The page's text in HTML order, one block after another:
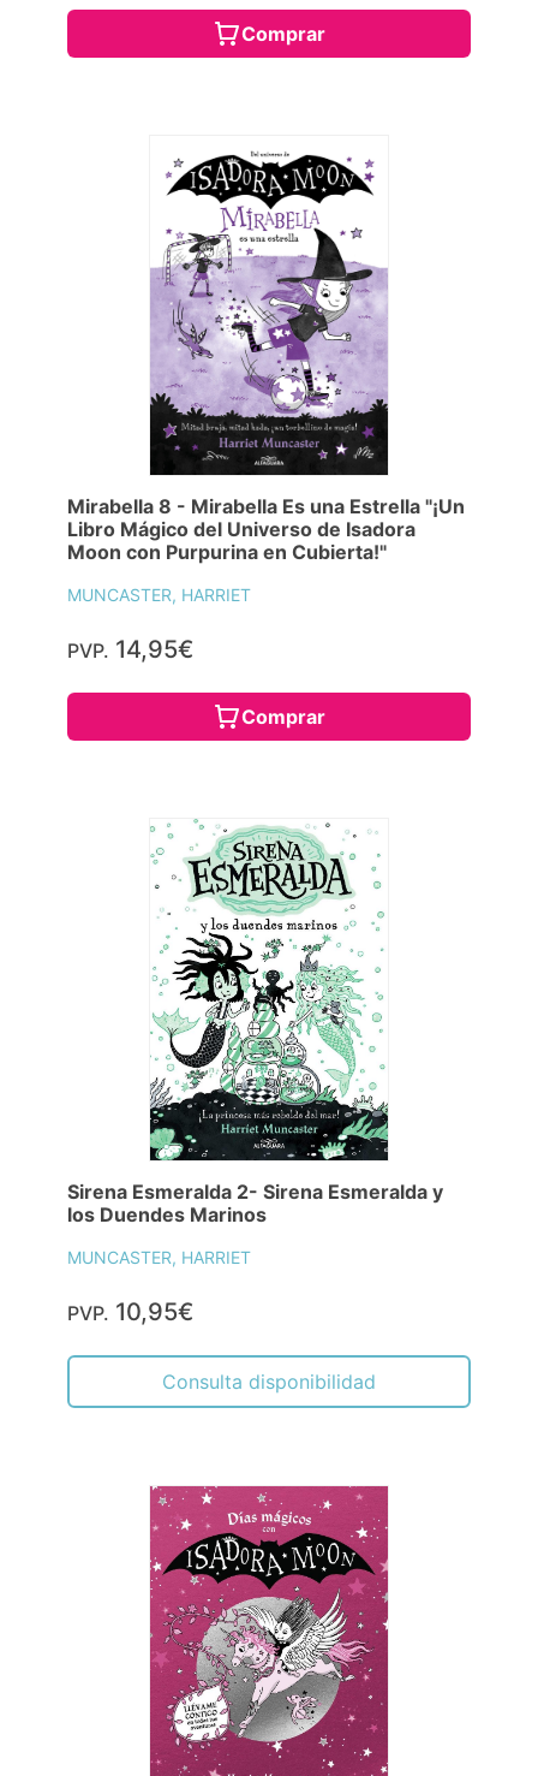
Comprar
Mirabella 8 - Mirabella Es una Estrella "¡Un
Libro Mágico del Universo de Isadora
Moon con Purpurina en Cubierta!"
MUNCASTER, HARRIET
PVP. 14,95€
Comprar
Sirena Esmeralda 2- Sirena Esmeralda y
los Duendes Marinos
MUNCASTER, HARRIET
PVP. 10,95€
Consulta disponibilidad